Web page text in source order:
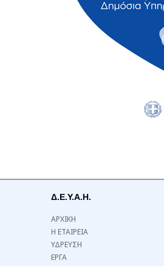
Δ.Ε.Υ.Α.Η.
ΑΡΧΙΚΗ
Η ΕΤΑΙΡΕΙΑ
ΥΔΡΕΥΣΗ
ΕΡΓΑ